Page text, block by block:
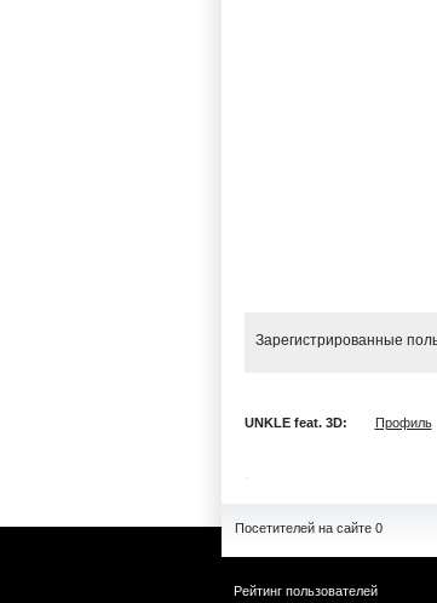
Зарегистрированные
UNKLE feat. 3D: Профиль
Посетителей на сайте 0
Рейтинг пользователей